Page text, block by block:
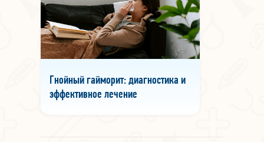
Гнойный гайморит: диагностика и
эффективное лечение